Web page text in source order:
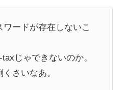
ードが存在しないこ
じゃできないのか。
さいなあ。